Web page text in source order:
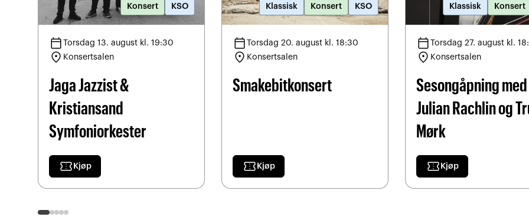
Konsert KSO
calendar_todayTorsdag 13. august kl. 19:30
location_on Konsertsalen
Jaga Jazzist &
Kristiansand
Symfoniorkester
confirmation_number Kjøp
Klassisk Konsert KSO
calendar_todayTorsdag 20. august kl. 18:30
location_on Konsertsalen
Smakebitkonsert
confirmation_number Kjøp
Klassisk Konsert
calendar_todayTorsdag 27. august kl.
location_on Konsertsalen
Sesongåpning med
Julian Rachlin og
Mørk
confirmation_number Kjøp